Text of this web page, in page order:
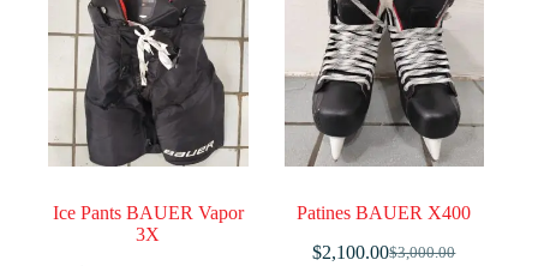
Ice Pants BAUER Vapor
3X
Patines BAUER X400
$3,000.00
El
$2,100.00El